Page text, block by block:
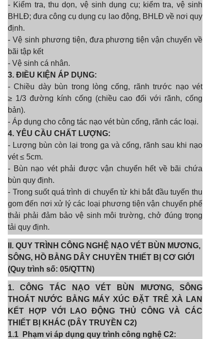
- Kiểm tra, thu dọn, vệ sinh dụng cụ; kiểm tra, vệ sinh
BHLĐ; đưa công cụ dụng cụ lao động, BHLĐ về nơi quy
định.
- Vệ sinh phương tiện, đưa phương tiện vận chuyển về
bãi tập kết
- Vệ sinh cá nhân.
3. ĐIỀU KIỆN ÁP DỤNG:
- Chiều dày bùn trong lòng cống, rãnh trước nạo vét
≥ 1/3 đường kính cống (chiều cao đối với rãnh, cống
bản).
- Áp dụng cho công tác nạo vét bùn cống, rãnh các loại.
4. YÊU CẦU CH ẤT LƯỢNG:
- Lượng bùn còn lại trong ga và cống, rãnh sau khi nạo
vét ≤ 5cm.
- Bùn nạo vét phải được vận chuyển hết về bãi chứa
bùn quy định.
- Trong suốt quá trình di chuyển từ khi bắt đầu tuyến thu
gom đến nơi xử lý các loại phương tiện vận chuyển phế
thải phải đảm bảo vệ sinh môi trường, chở đúng trọng
tải quy định.
II. QUY TRÌNH CÔNG NGHỆ NẠO VÉT BÙN MƯƠNG,
SÔNG, HỒ BẰNG DÂY CHUYỀN THIẾT BỊ CƠ GIỚI
(Quy trình số: 05/QTTN)
1. CÔNG TÁC NẠO VÉT BÙN MƯƠNG, SÔNG
THOÁT NƯỚC BẰNG MÁY XÚC ĐẶT TRÊ XÀ LAN
KẾT HỢP VỚI LAO ĐỘNG THỦ CÔNG VÀ CÁC
THIẾT BỊ KHÁC (DÂY TRUYỀN C2)
1.1
Phạm vi áp dụng quy trình công nghệ C2: